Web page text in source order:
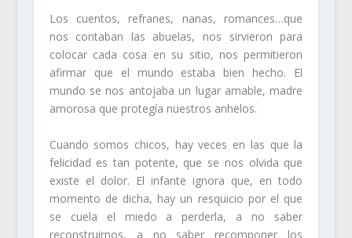
Los cuentos, refranes, nanas, romances…que
nos contaban las abuelas, nos sirvieron para
colocar cada cosa en su sitio, nos permitieron
afirmar que el mundo estaba bien hecho. El
mundo se nos antojaba un lugar amable, madre
amorosa que protegía nuestros anhelos.
Cuando somos chicos, hay veces en las que la
felicidad es tan potente, que se nos olvida que
existe el dolor. El infante ignora que, en todo
momento de dicha, hay un resquicio por el que
se cuela el miedo a perderla, a no saber
reconstruirnos, a no saber recomponer los